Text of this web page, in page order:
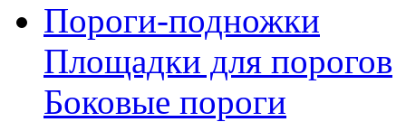
Пороги-подножки
Площадки для порогов
Боковые пороги